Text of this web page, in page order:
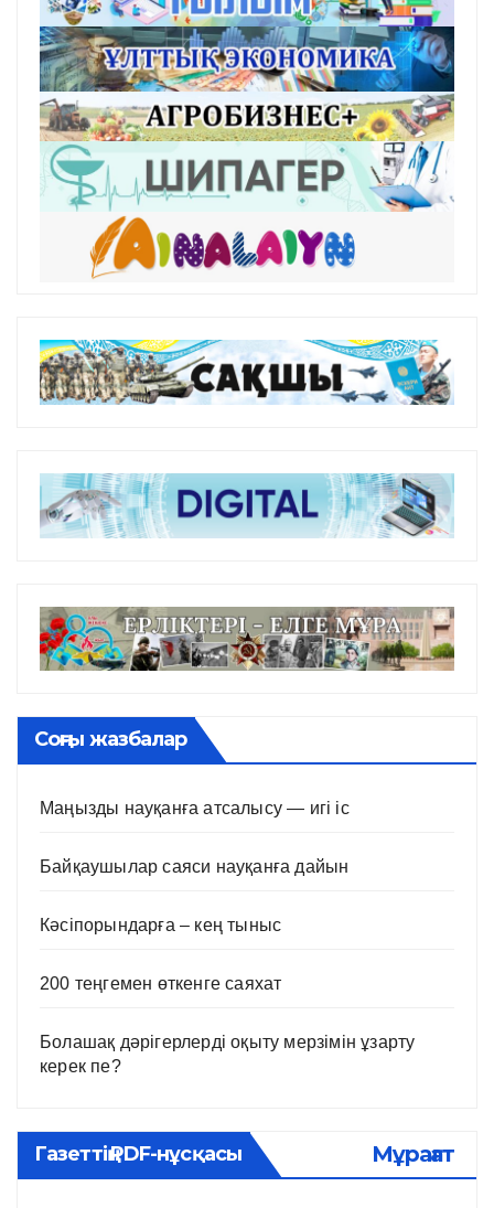
Соңғы жазбалар
Маңызды науқанға атсалысу — игі іс
Байқаушылар саяси науқанға дайын
Кәсіпорындарға – кең тыныс
200 теңгемен өткенге саяхат
Болашақ дәрігерлерді оқыту мерзімін ұзарту
керек пе?
Газеттің PDF-нұсқасы Мұрағат